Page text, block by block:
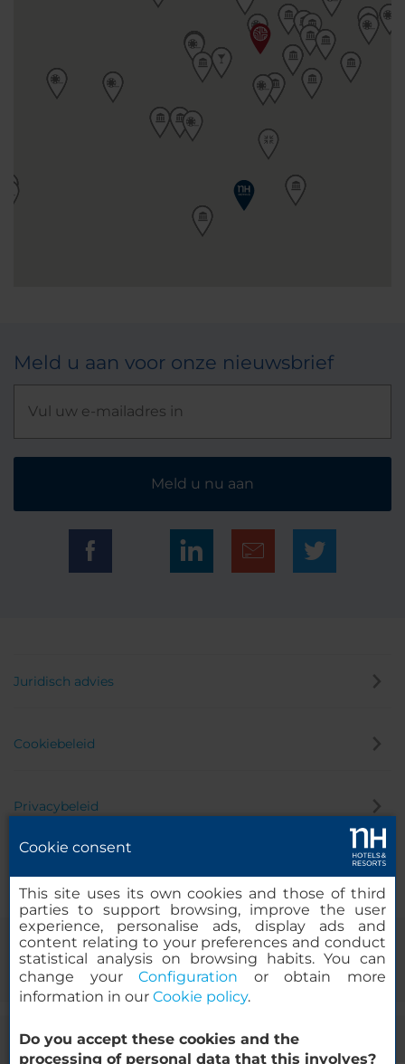
Meld u aan voor onze nieuwsbrief
Meld u nu aan
Juridisch advies
Cookiebeleid
Privacybeleid
© 2000-2026 MINOR HOTELS EUROPE & AMERICAS Santa Engracia
Cookie consent
This site uses its own cookies and those of third
parties to support browsing, improve the user
experience, personalise ads, display ads and
content relating to your preferences and conduct
statistical analysis on browsing habits. You can
change yourConfiguration or obtain more
information in our Cookie policy.
Do you accept these cookies and the
processing of personal data that this involves?